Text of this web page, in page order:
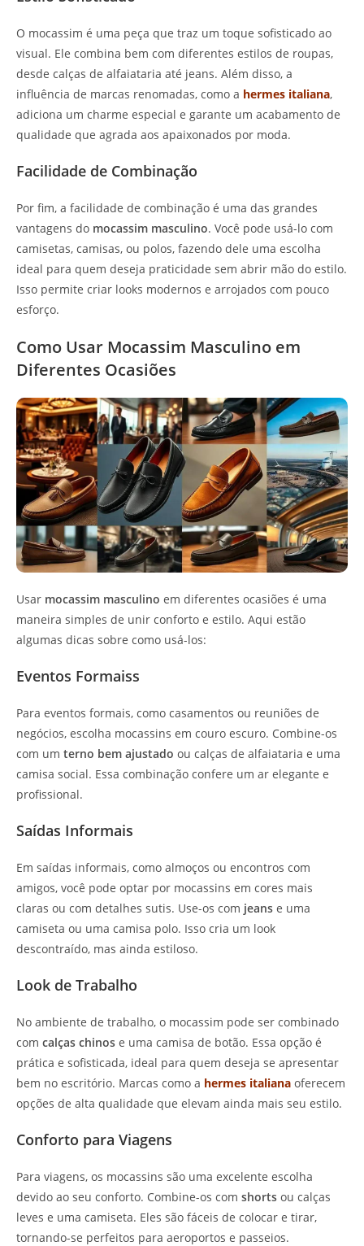
O mocassim é uma peça que traz um toque sofisticado ao
visual. Ele combina bem com diferentes estilos de roupas,
desde calças de alfaiataria até jeans. Além disso, a
influência de marcas renomadas, como a hermes italiana,
adiciona um charme especial e garante um acabamento de
qualidade que agrada aos apaixonados por moda.
Facilidade de Combinação
Por fim, a facilidade de combinação é uma das grandes
vantagens do mocassim masculino. Você pode usá-lo com
camisetas, camisas, ou polos, fazendo dele uma escolha
ideal para quem deseja praticidade sem abrir mão do estilo.
Isso permite criar looks modernos e arrojados com pouco
esforço.
Como Usar Mocassim Masculino em
Diferentes Ocasiões
Usar mocassim masculino em diferentes ocasiões é uma
maneira simples de unir conforto e estilo. Aqui estão
algumas dicas sobre como usá-los:
Eventos Formaiss
Para eventos formais, como casamentos ou reuniões de
negócios, escolha mocassins em couro escuro. Combine-os
com um terno bem ajustado ou calças de alfaiataria e uma
camisa social. Essa combinação confere um ar elegante e
profissional.
Saídas Informais
Em saídas informais, como almoços ou encontros com
amigos, você pode optar por mocassins em cores mais
claras ou com detalhes sutis. Use-os com jeans e uma
camiseta ou uma camisa polo. Isso cria um look
descontraído, mas ainda estiloso.
Look de Trabalho
No ambiente de trabalho, o mocassim pode ser combinado
com calças chinos e uma camisa de botão. Essa opção é
prática e sofisticada, ideal para quem deseja se apresentar
bem no escritório. Marcas como a hermes italiana oferecem
opções de alta qualidade que elevam ainda mais seu estilo.
Conforto para Viagens
Para viagens, os mocassins são uma excelente escolha
devido ao seu conforto. Combine-os com shorts ou calças
leves e uma camiseta. Eles são fáceis de colocar e tirar,
tornando-se perfeitos para aeroportos e passeios.